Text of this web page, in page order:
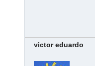
victor eduardo